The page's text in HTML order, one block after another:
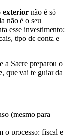
exterior não é só
não é o seu
esse investimento:
tipo de conta e
a Sacre preparou o
, que vai te guiar da
(mesmo para
o processo: fiscal e